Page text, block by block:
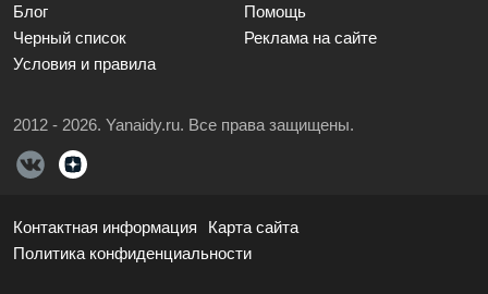
Блог
Помощь
Черный список
Реклама на сайте
Условия и правила
2012 - 2026. Yanaidy.ru. Все права защищены.
Контактная информация
Карта сайта
Политика конфиденциальности